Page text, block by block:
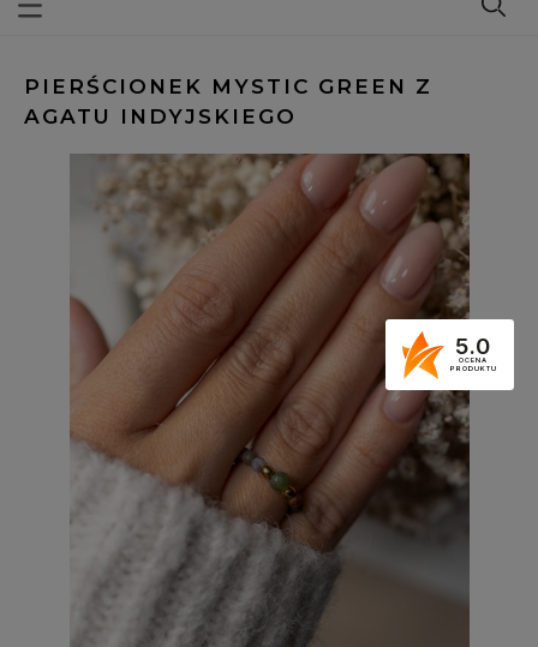
PIERŚCIONEK MYSTIC GREEN Z
AGATU INDYJSKIEGO
5.0
OCENA
PRODUKTU